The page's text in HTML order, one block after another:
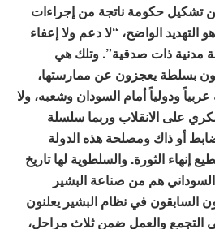
تشكيل حكومة ناتجة من إجراءات
الواضح، “لا دعم ولا إعفاء
مدنية ذات صدقية”. وتلك هي
بسلطة يعجزون عن ممارستها،
ودولياً أمام السودان وشعبه، ولا
على الانقلاب وربما سلسلة
أو ذاك ومصلحة هذه الدولة
إنهاء الثورة. والسلطوية لها تاريخ
هم من صناعة البشير
السابقون في نظام البشير يعلنون
التجمع والعمل ضمن ثلاث مراحل،